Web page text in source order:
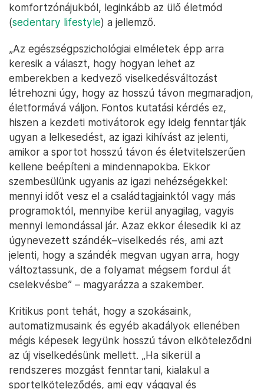
komfortzónájukból, leginkább az ülő életmód
(sedentary lifestyle) a jellemző.
„Az egészségpszichológiai elméletek épp arra
keresik a választ, hogy hogyan lehet az
emberekben a kedvező viselkedésváltozást
létrehozni úgy, hogy az hosszú távon megmaradjon,
életformává váljon. Fontos kutatási kérdés ez,
hiszen a kezdeti motivátorok egy ideig fenntartják
ugyan a lelkesedést, az igazi kihívást az jelenti,
amikor a sportot hosszú távon és életvitelszerűen
kellene beépíteni a mindennapokba. Ekkor
szembesülünk ugyanis az igazi nehézségekkel:
mennyi időt vesz el a családtagjainktól vagy más
programoktól, mennyibe kerül anyagilag, vagyis
mennyi lemondással jár. Azaz ekkor élesedik ki az
úgynevezett szándék–viselkedés rés, ami azt
jelenti, hogy a szándék megvan ugyan arra, hogy
változtassunk, de a folyamat mégsem fordul át
cselekvésbe” – magyarázza a szakember.
Kritikus pont tehát, hogy a szokásaink,
automatizmusaink és egyéb akadályok ellenében
mégis képesek legyünk hosszú távon elköteleződni
az új viselkedésünk mellett. „Ha sikerül a
rendszeres mozgást fenntartani, kialakul a
sportelköteleződés, ami egy vággyal és